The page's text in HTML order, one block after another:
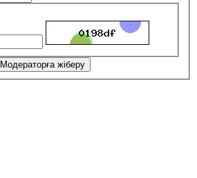
Модераторға жіберу